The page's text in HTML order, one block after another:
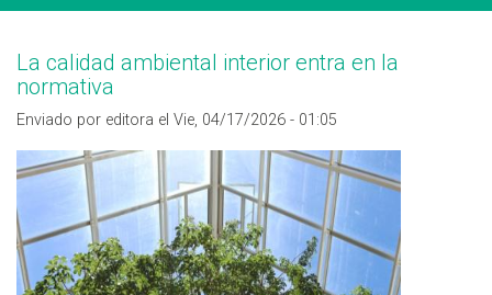
La calidad ambiental interior entra en la
normativa
Enviado por editora el Vie, 04/17/2026 - 01:05